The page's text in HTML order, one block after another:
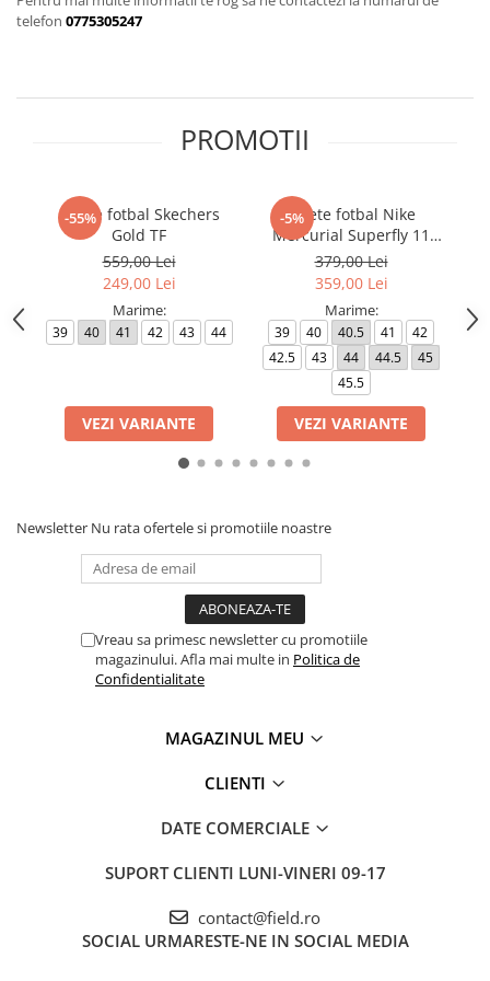
Bluze fotbal copii
Imbracaminte fotbal femei
Echipament portar
telefon 0775305247
PROMOTII
-55%
Ghete fotbal Skechers
Gold TF
559,00 Lei
249,00 Lei
Marime:
39 40 41 42 43 44
VEZI VARIANTE
-5%
Ghete fotbal Nike
Mercurial Superfly 11
Club TF
379,00 Lei
359,00 Lei
Marime:
39 40 40.5 41
42
42.5
43 44 44.5
45
45.5
VEZI VARIANTE
Newsletter Nu rata ofertele si promotiile noastre
Vreau sa primesc newsletter cu promotiile
magazinului. Afla mai multe in Politica de
Confidentialitate
MAGAZINUL MEU
CLIENTI
DATE COMERCIALE
SUPORT CLIENTI LUNI-VINERI 09-17
contact@field.ro
SOCIAL URMARESTE-NE IN SOCIAL MEDIA